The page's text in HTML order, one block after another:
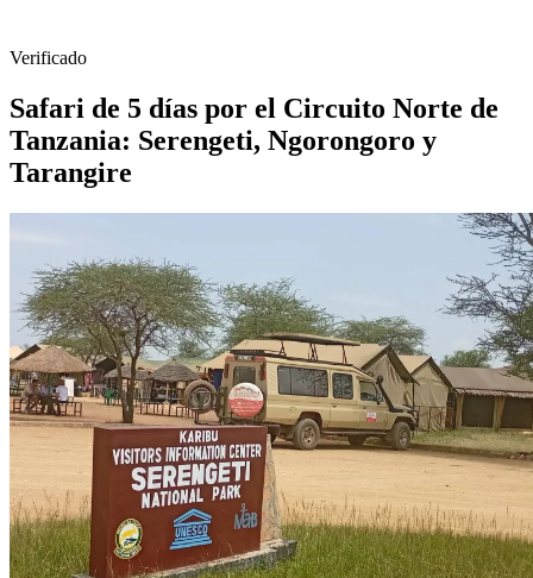
Verificado
Safari de 5 días por el Circuito Norte de
Tanzania: Serengeti, Ngorongoro y
Tarangire